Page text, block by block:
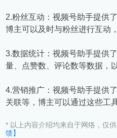
2.粉丝互动：视频号助手提供
博主可以及时与粉丝进行互动
3.数据统计：视频号助手提供
量、点赞数、评论数等数据，
4.营销推广：视频号助手提供
关联等，博主可以通过这些工
* 以上内容介绍均来自于网络，仅
馈】